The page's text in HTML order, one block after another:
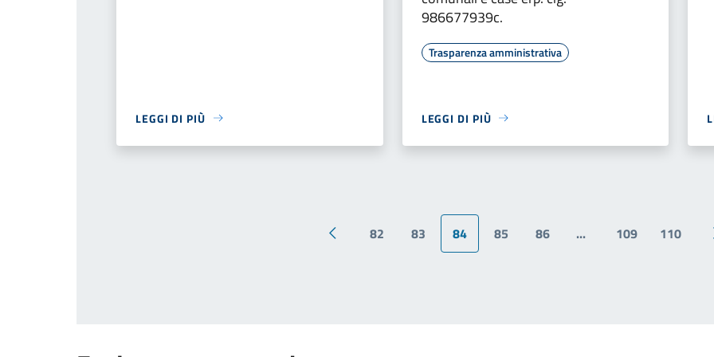
LEGGI DI PIÙ
986677939c.
Trasparenza amministrativa
LEGGI DI PIÙ
Pagina precedente
82 83 84 85 86 ... 109 110